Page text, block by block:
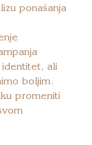
ponašanja
ali
boljim.
promeniti